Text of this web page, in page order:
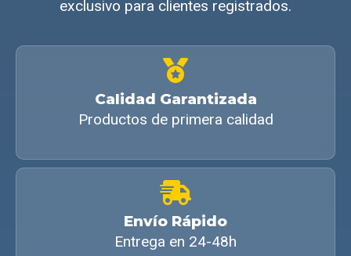
exclusivo para clientes registrados.
Calidad Garantizada
Productos de primera calidad
Envío Rápido
Entrega en 24-48h